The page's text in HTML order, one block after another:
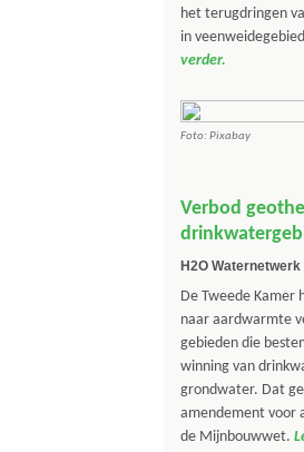
het terugdringen
in
verder.
Foto: Pixabay
Verbod
H2O Waternetwerk
De Tweede Kamer
naar aardwarmte
gebieden die
winning van
grondwater. Dat
amendement voor
de Mijnbouwwet.